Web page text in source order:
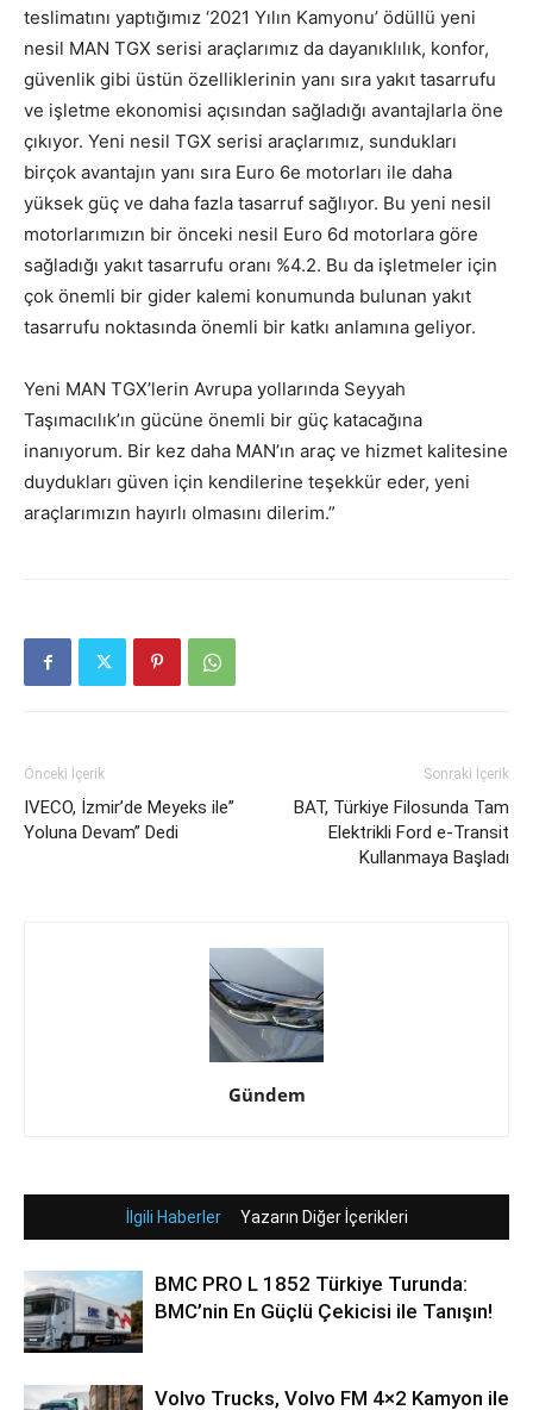
teslimatını yaptığımız ‘2021 Yılın Kamyonu’ ödüllü yeni
nesil MAN TGX serisi araçlarımız da dayanıklılık, konfor,
güvenlik gibi üstün özelliklerinin yanı sıra yakıt tasarrufu
ve işletme ekonomisi açısından sağladığı avantajlarla öne
çıkıyor. Yeni nesil TGX serisi araçlarımız, sundukları
birçok avantajın yanı sıra Euro 6e motorları ile daha
yüksek güç ve daha fazla tasarruf sağlıyor. Bu yeni nesil
motorlarımızın bir önceki nesil Euro 6d motorlara göre
sağladığı yakıt tasarrufu oranı %4.2. Bu da işletmeler için
çok önemli bir gider kalemi konumunda bulunan yakıt
tasarrufu noktasında önemli bir katkı anlamına geliyor.
Yeni MAN TGX’lerin Avrupa yollarında Seyyah
Taşımacılık’ın gücüne önemli bir güç katacağına
inanıyorum. Bir kez daha MAN’ın araç ve hizmet kalitesine
duydukları güven için kendilerine teşekkür eder, yeni
araçlarımızın hayırlı olmasını dilerim.”
Önceki İçerik
IVECO, İzmir’de Meyeks ile”
Yoluna Devam” Dedi
Sonraki İçerik
BAT, Türkiye Filosunda Tam
Elektrikli Ford e-Transit
Kullanmaya Başladı
Gündem
İlgili Haberler Yazarın Diğer İçerikleri
BMC PRO L 1852 Türkiye Turunda:
BMC’nin En Güçlü Çekicisi ile Tanışın!
Volvo Trucks, Volvo FM 4×2 Kamyon ile